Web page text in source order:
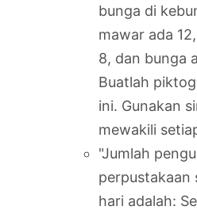
bunga di
mawar ada
8, dan bunga
Buatlah
ini. Gunakan
mewakili
"Jumlah
perpustakaan
hari adalah: